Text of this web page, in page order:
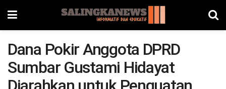
Dana Pokir Anggota DPRD
Sumbar Gustami Hidayat